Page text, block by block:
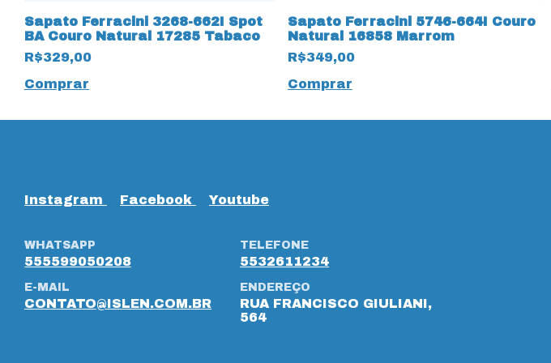
Sapato Ferracini 3268-662I Spot
BA Couro Natural 17285 Tabaco
R$329,00
Comprar
Sapato Ferracini 5746-664I Couro
Natural 16858 Marrom
R$349,00
Comprar
Instagram Facebook Youtube
WHATSAPP
555599050208
TELEFONE
5532611234
E-MAIL
CONTATO@ISLEN.COM.BR
ENDEREÇO
RUA FRANCISCO GIULIANI,
564